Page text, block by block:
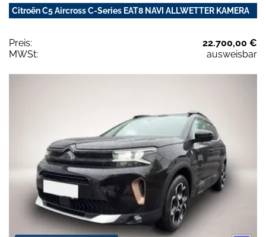
Citroën C5 Aircross C-Series EAT8 NAVI ALLWETTER KAMERA
Preis:
22.700,00 €
MWSt:
ausweisbar